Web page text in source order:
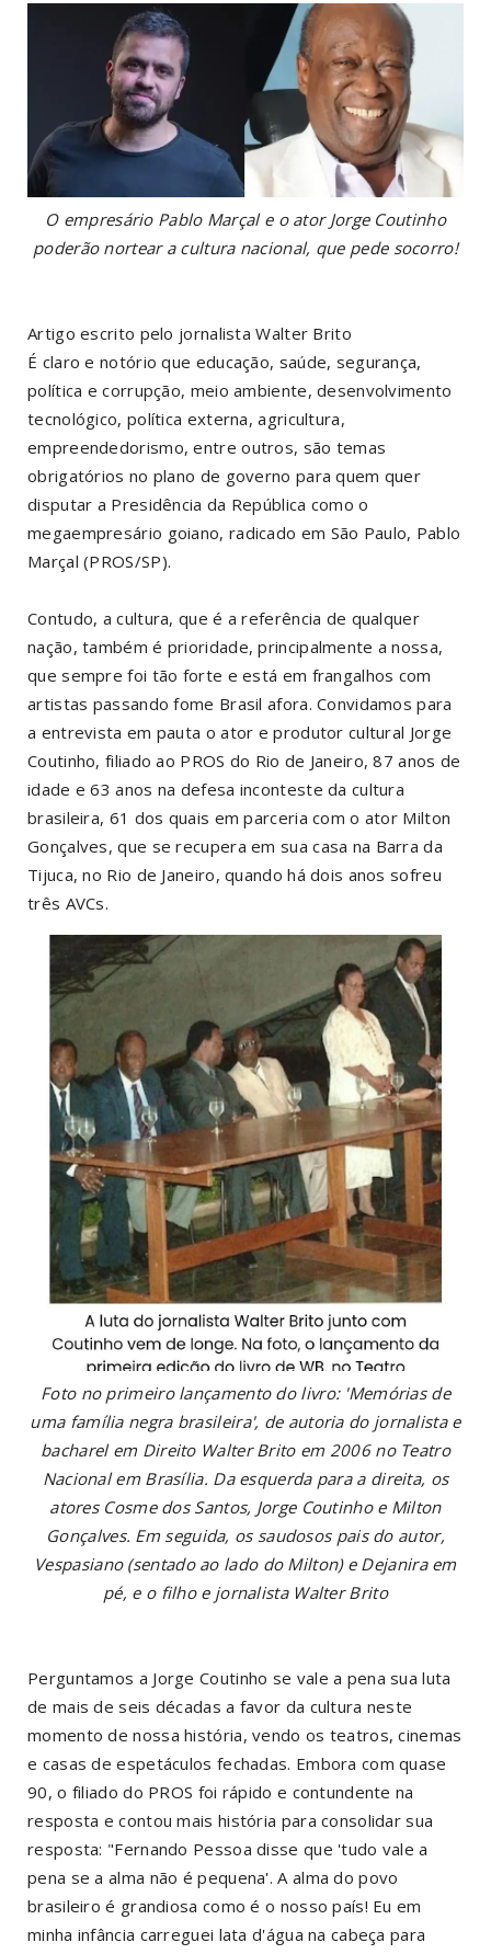
O empresário Pablo Marçal e o ator Jorge Coutinho
poderão nortear a cultura nacional, que pede socorro!
Artigo escrito pelo jornalista Walter Brito
É claro e notório que educação, saúde, segurança,
política e corrupção, meio ambiente, desenvolvimento
tecnológico, política externa, agricultura,
empreendedorismo, entre outros, são temas
obrigatórios no plano de governo para quem quer
disputar a Presidência da República como o
megaempresário goiano, radicado em São Paulo, Pablo
Marçal (PROS/SP).
Contudo, a cultura, que é a referência de qualquer
nação, também é prioridade, principalmente a nossa,
que sempre foi tão forte e está em frangalhos com
artistas passando fome Brasil afora. Convidamos para
a entrevista em pauta o ator e produtor cultural Jorge
Coutinho, filiado ao PROS do Rio de Janeiro, 87 anos de
idade e 63 anos na defesa inconteste da cultura
brasileira, 61 dos quais em parceria com o ator Milton
Gonçalves, que se recupera em sua casa na Barra da
Tijuca, no Rio de Janeiro, quando há dois anos sofreu
três AVCs.
Foto no primeiro lançamento do livro: 'Memórias de
uma família negra brasileira', de autoria do jornalista e
bacharel em Direito Walter Brito em 2006 no Teatro
Nacional em Brasília. Da esquerda para a direita, os
atores Cosme dos Santos, Jorge Coutinho e Milton
Gonçalves. Em seguida, os saudosos pais do autor,
Vespasiano (sentado ao lado do Milton) e Dejanira em
pé, e o filho e jornalista Walter Brito
Perguntamos a Jorge Coutinho se vale a pena sua luta
de mais de seis décadas a favor da cultura neste
momento de nossa história, vendo os teatros, cinemas
e casas de espetáculos fechadas. Embora com quase
90, o filiado do PROS foi rápido e contundente na
resposta e contou mais história para consolidar sua
resposta: "Fernando Pessoa disse que 'tudo vale a
pena se a alma não é pequena'. A alma do povo
brasileiro é grandiosa como é o nosso país! Eu em
minha infância carreguei lata d'água na cabeça para